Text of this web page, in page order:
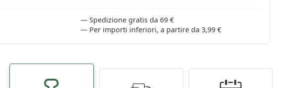
Spedizione gratis da 69 €
Per importi inferiori, a partire da 3,99 €